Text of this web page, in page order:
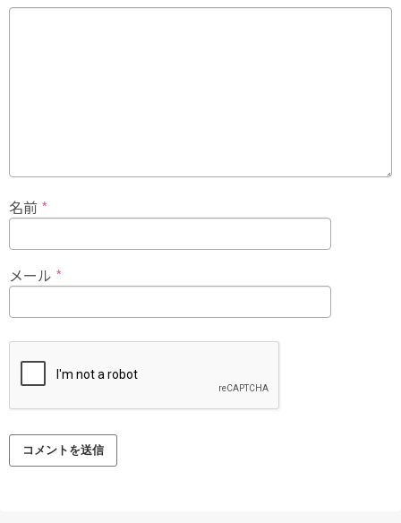
名前 *
メール *